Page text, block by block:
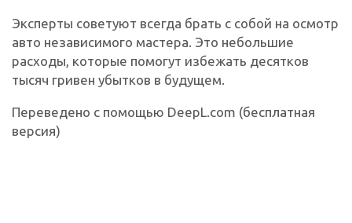
Эксперты советуют всегда брать с собой на осмотр
авто независимого мастера. Это небольшие
расходы, которые помогут избежать десятков
тысяч гривен убытков в будущем.
Переведено с помощью DeepL.com (бесплатная
версия)